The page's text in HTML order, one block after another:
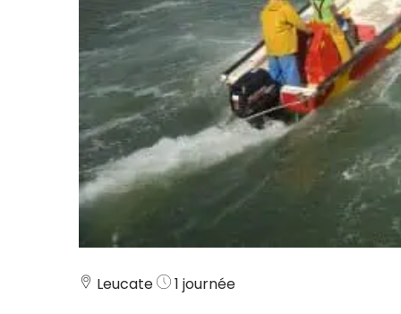
Leucate
1 journée